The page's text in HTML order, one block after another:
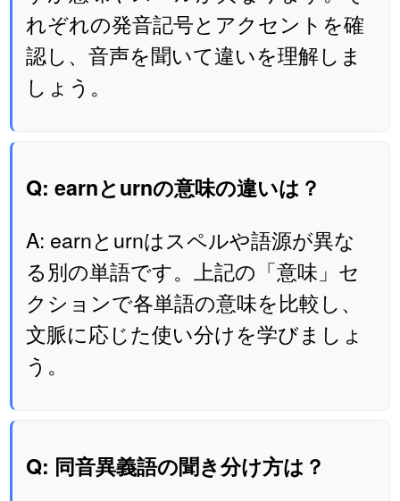
れぞれの発音記号とアクセントを確
認し、音声を聞いて違いを理解しま
しょう。
Q: earnとurnの意味の違いは？
A: earnとurnはスペルや語源が異な
る別の単語です。上記の「意味」セ
クションで各単語の意味を比較し、
文脈に応じた使い分けを学びましょ
う。
Q: 同音異義語の聞き分け方は？